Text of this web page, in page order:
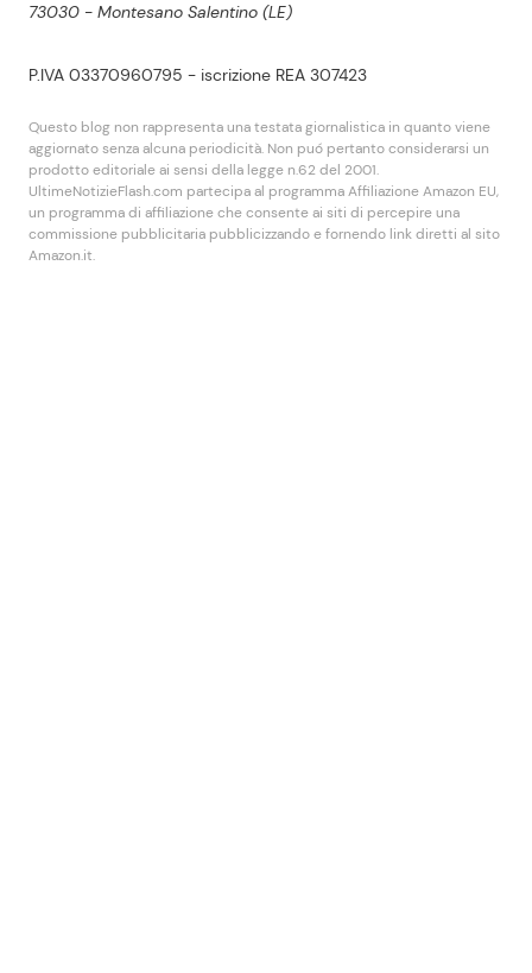
73030 - Montesano Salentino (LE)
P.IVA 03370960795 - iscrizione REA 307423
Questo blog non rappresenta una testata giornalistica in quanto viene
aggiornato senza alcuna periodicità. Non puó pertanto considerarsi un
prodotto editoriale ai sensi della legge n.62 del 2001.
UltimeNotizieFlash.com partecipa al programma Affiliazione Amazon EU,
un programma di affiliazione che consente ai siti di percepire una
commissione pubblicitaria pubblicizzando e fornendo link diretti al sito
Amazon.it.